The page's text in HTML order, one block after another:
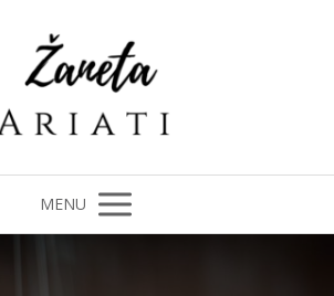
MENU